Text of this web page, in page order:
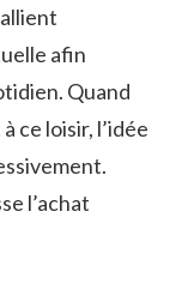
afin
Quand
ce loisir, l’idée
l’achat